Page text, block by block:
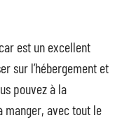
est un excellent
sur l’hébergement et
pouvez à la
avec tout le